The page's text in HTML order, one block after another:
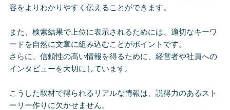
容をよりわかりやすく伝えることができます。
また、検索結果で上位に表示されるためには、適切なキーワ
ードを自然に文章に組み込むことがポイントです。
さらに、信頼性の高い情報を得るために、経営者や社員への
インタビューを大切にしています。
こうした取材で得られるリアルな情報は、説得力のあるスト
ーリー作りに欠かせません。